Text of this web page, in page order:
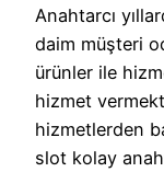
Anahtarcı
daim müşteri
ürünler ile
hizmet
hizmetlerden
slot kolay